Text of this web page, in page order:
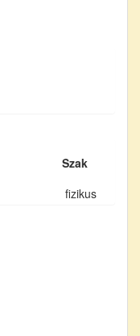
Szak
fizikus